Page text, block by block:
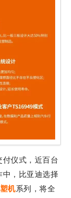
仪式，近百台
，比亚迪选择
机系列，将全